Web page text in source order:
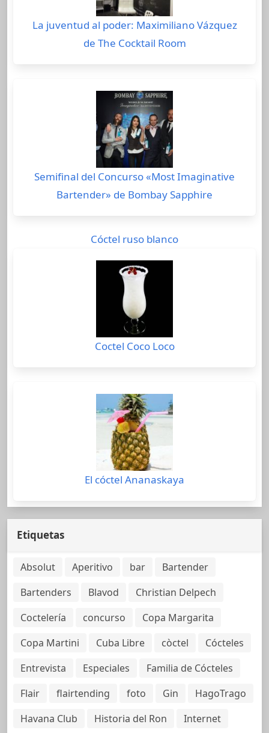
La juventud al poder: Maximiliano Vázquez
de The Cocktail Room
Semifinal del Concurso «Most Imaginative
Bartender» de Bombay Sapphire
Cóctel ruso blanco
Coctel Coco Loco
El cóctel Ananaskaya
Etiquetas
Absolut Aperitivo bar
Bartender
Bartenders
Blavod
Christian Delpech
Coctelería
concurso
Copa Margarita
Copa Martini
Cuba Libre còctel
Cócteles
Entrevista
Especiales
Familia de Cócteles
Flair
flairtending foto Gin
HagoTrago
Havana Club
Historia del Ron
Internet